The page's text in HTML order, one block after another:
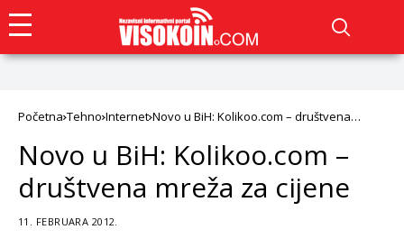
Početna Tehno Internet Novo u BiH: Kolikoo.com – društvena
Novo u BiH: Kolikoo.com –
društvena mreža za cijene
11. FEBRUARA 2012.